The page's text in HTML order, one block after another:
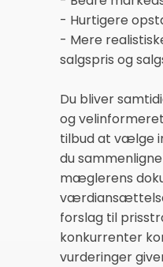
- Hurtigere
- Mere
salgspris og
Du bliver
og
tilbud at vælge
du
mæglerens
forslag til
konkurrenter
vurderinger